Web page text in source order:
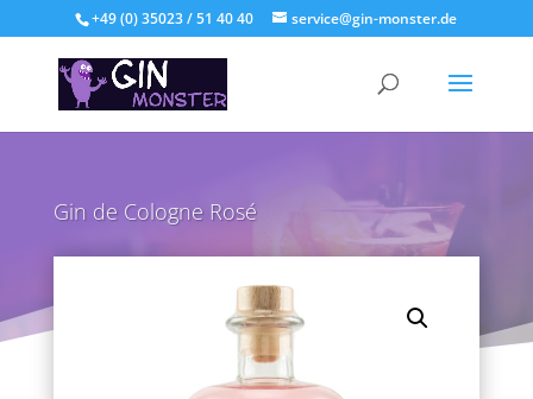
+49 (0) 35023 / 51 40 40 service@gin-monster.de
Gin de Cologne Rosé